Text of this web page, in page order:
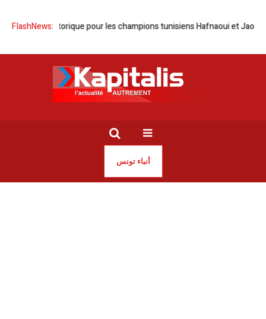
FlashNews:
historique pour les champions tunisiens Hafnaoui et Jaouadi
أنباء تونس